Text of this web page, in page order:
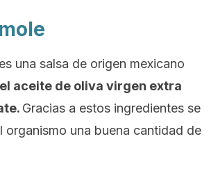
una salsa de origen mexicano
aceite de oliva virgen extra
Gracias a estos ingredientes se
organismo una buena cantidad de